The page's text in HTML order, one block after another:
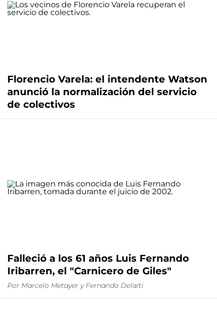
Florencio Varela: el intendente Watson
anunció la normalización del servicio
de colectivos
Falleció a los 61 años Luis Fernando
Iribarren, el "Carnicero de Giles"
Por Marcelo Metayer y Fernando Delaiti